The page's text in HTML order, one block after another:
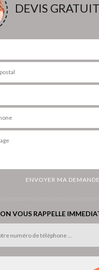
DEVIS GRATUIT
ON VOUS RAPPELLE